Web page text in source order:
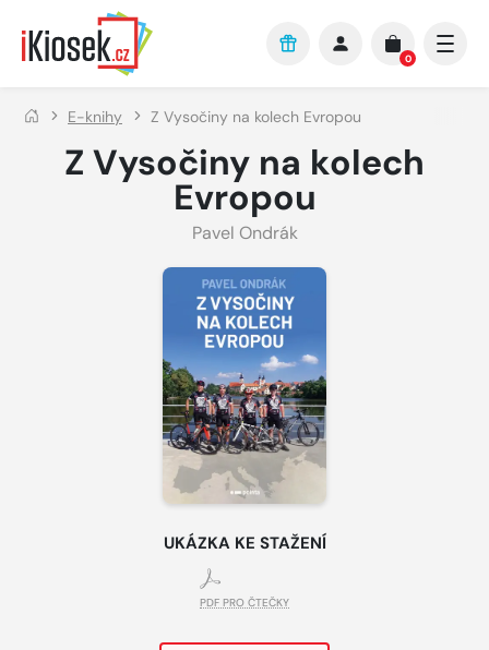
Přejít na hlavní obsah
0
E-knihy Z Vysočiny na kolech Evropou
Z Vysočiny na kolech
Evropou
Pavel Ondrák
UKÁZKA KE STAŽENÍ
PDF PRO ČTEČKY